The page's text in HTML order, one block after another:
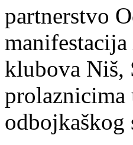
partnerstvo
manifestacija
klubova Niš,
odbojkaškog